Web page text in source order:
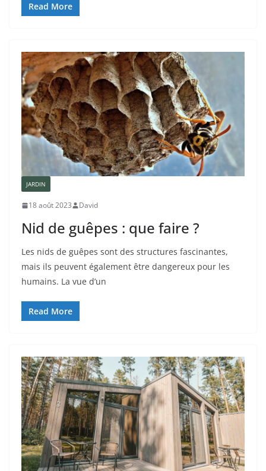
Read More
JARDIN
18 août 2023 David
Nid de guêpes : que faire ?
Les nids de guêpes sont des structures fascinantes,
mais ils peuvent également être dangereux pour les
humains. La vue d’un
Read More